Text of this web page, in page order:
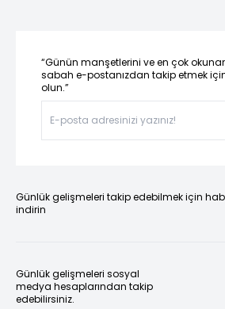
“Günün manşetlerini ve en çok
sabah e-postanızdan takip etmek
olun.”
Günlük gelişmeleri takip edebilmek için
indirin
Günlük gelişmeleri sosyal
medya hesaplarından takip
edebilirsiniz.